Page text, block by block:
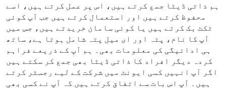
ہم ذاتی ڈیٹا جمع کرتے ہیں، اس پر عمل کرتے ہیں، اسے
محفوظ کرتے ہیں اور استعمال کرتے ہیں جب آپ کوئی
ٹکٹ بک کرتے ہیں یا کوئی سامان خریدتے ہیں، جس میں
آپ کا نام، پتہ اور ای میل پتہ شامل ہوتا ہے، ساتھ
ہی ادائیگی کی معلومات بھی۔ ہم آپ کے ذریعے فراہم
کردہ دیگر افراد کا ذاتی ڈیٹا بھی جمع کر سکتے ہیں
اگر آپ انہیں کسی ایونٹ میں شرکت کے لیے رجسٹر کرتے
ہیں۔ آپ اس بات سے اتفاق کرتے ہیں کہ آپ نے کسی بھی